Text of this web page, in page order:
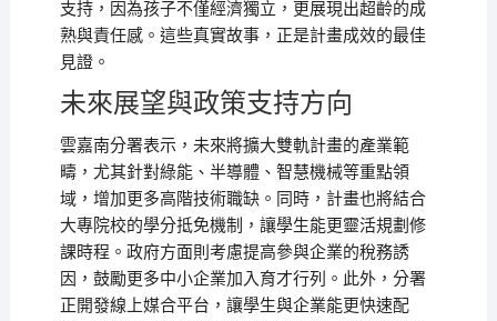
支持，因為孩子不僅經濟獨立，更展現出超齡的成
熟與責任感。這些真實故事，正是計畫成效的最佳
見證。
未來展望與政策支持方向
雲嘉南分署表示，未來將擴大雙軌計畫的產業範
疇，尤其針對綠能、半導體、智慧機械等重點領
域，增加更多高階技術職缺。同時，計畫也將結合
大專院校的學分抵免機制，讓學生能更靈活規劃修
課時程。政府方面則考慮提高參與企業的稅務誘
因，鼓勵更多中小企業加入育才行列。此外，分署
正開發線上媒合平台，讓學生與企業能更快速配